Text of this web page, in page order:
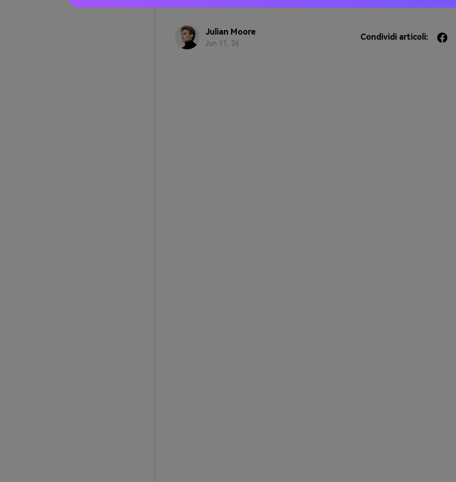
Julian Moore
Jun 11, 26
Condividi articoli: